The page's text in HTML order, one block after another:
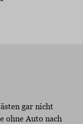
gar nicht
ohne Auto nach